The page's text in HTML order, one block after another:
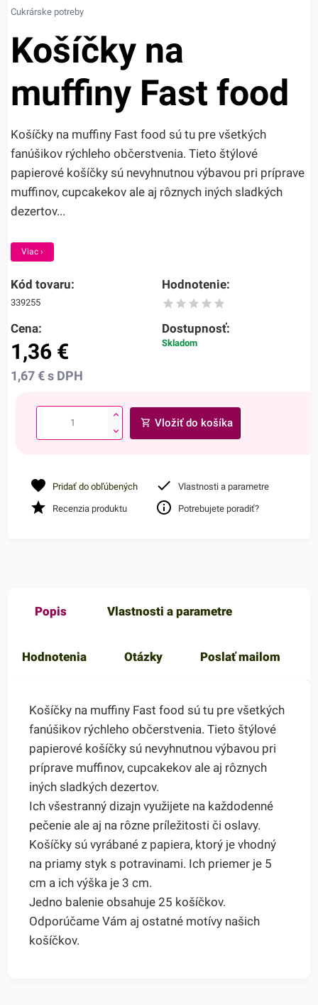
Cukrárske potreby
Košíčky na
muffiny Fast food
Košíčky na muffiny Fast food sú tu pre všetkých
fanúšikov rýchleho občerstvenia. Tieto štýlové
papierové košíčky sú nevyhnutnou výbavou pri príprave
muffinov, cupcakekov ale aj rôznych iných sladkých
dezertov...
Viac ›
Kód tovaru:
339255
Hodnotenie:
Cena:
1,36 €
1,67€ s DPH
Dostupnosť:
Skladom
Vložiť do košíka
Pridať do obľúbených Vlastnosti a parametre
Recenzia produktu Potrebujete poradiť?
Popis Vlastnosti a parametre
Hodnotenia Otázky Poslať mailom
Košíčky na muffiny Fast food sú tu pre všetkých
fanúšikov rýchleho občerstvenia. Tieto štýlové
papierové košíčky sú nevyhnutnou výbavou pri
príprave muffinov, cupcakekov ale aj rôznych
iných sladkých dezertov.
Ich všestranný dizajn využijete na každodenné
pečenie ale aj na rôzne príležitosti či oslavy.
Košíčky sú vyrábané z papiera, ktorý je vhodný
na priamy styk s potravinami. Ich priemer je 5
cm a ich výška je 3 cm.
Jedno balenie obsahuje 25 košíčkov.
Odporúčame Vám aj ostatné motívy našich
košíčkov.